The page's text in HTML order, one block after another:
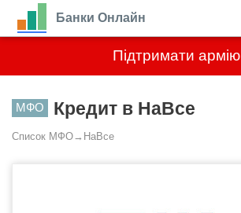
Підтримати армію
Банки Онлайн
МФО Кредит в НаВсе
Список МФО→ НаВсе